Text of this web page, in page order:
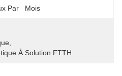
Par   Mois
À Solution FTTH